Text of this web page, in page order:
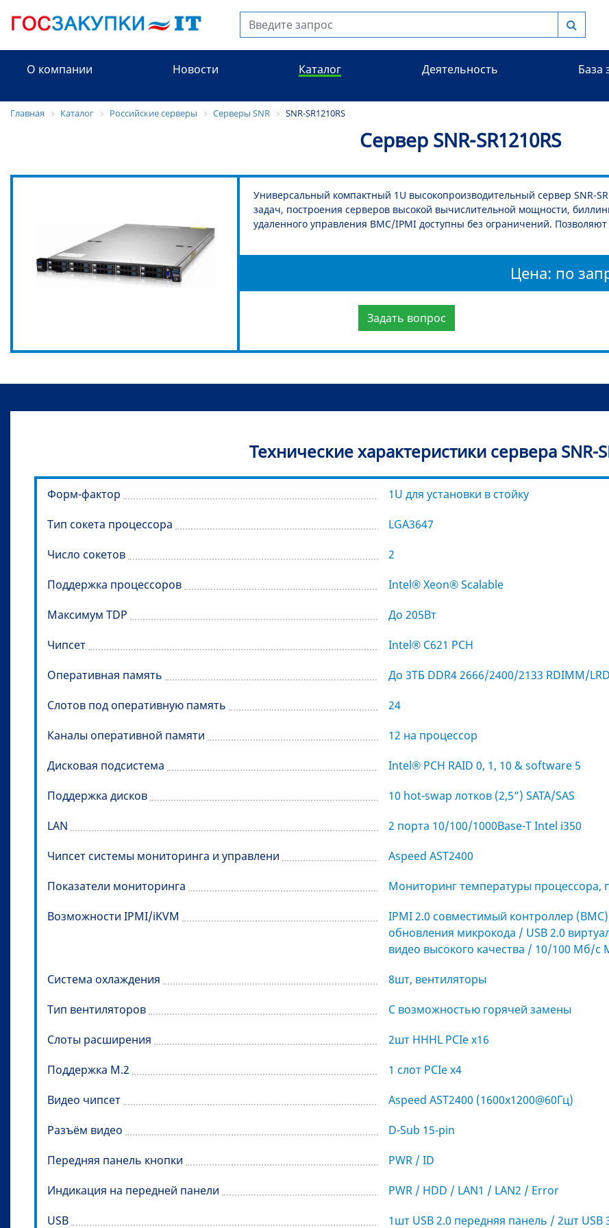
О компании Новости Каталог Деятельность База
Главная Каталог Российские серверы Серверы SNR SNR-SR1210RS
Сервер SNR-SR1210RS
Универсальный компактный 1U высокопроизводительный сервер SNR-
задач, построения серверов высокой вычислительной мощности,
удаленного управления BMC/IPMI доступны без ограничений.
Цена: по
Задать вопрос
Технические характеристики сервера SNR-
Форм-фактор
1U для установки в стойку
Тип сокета процессора
LGA3647
Число сокетов
2
Поддержка процессоров
Intel® Xeon® Scalable
Максимум TDP
До 205Вт
Чипсет
Intel® C621 PCH
Оперативная память
До 3ТБ DDR4 2666/2400/2133 RDIMM/
Слотов под оперативную память
24
Каналы оперативной памяти
12 на процессор
Дисковая подсистема
Intel® PCH RAID 0, 1, 10 & software 5
Поддержка дисков
10 hot-swap лотков (2,5”) SATA/SAS
LAN
2 порта 10/100/1000Base-T Intel i350
Чипсет системы мониторинга и управлени
Aspeed AST2400
Показатели мониторинга
Мониторинг температуры процессора,
Возможности IPMI/iKVM
IPMI 2.0 совместимый контроллер
обновления микрокода / USB 2.0
видео высокого качества / 10/100 Mб/с
Система охлаждения
8шт, вентиляторы
Тип вентиляторов
С возможностью горячей замены
Слоты расширения
2шт HHHL PCIe x16
Поддержка М.2
1 cлот PCIe x4
Видео чипсет
Aspeed AST2400 (1600x1200@60Гц)
Разъём видео
D-Sub 15-pin
Передняя панель кнопки
PWR / ID
Индикация на передней панели
PWR / HDD / LAN1 / LAN2 / Error
USB
1шт USB 2.0 передняя панель / 2шт USB